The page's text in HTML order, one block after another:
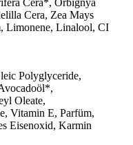
Cera*, Orbignya
Cera, Zea Mays
Limonene, Linalool, CI
Polyglyceride,
Oleate,
Vitamin E, Parfüm,
Eisenoxid, Karmin